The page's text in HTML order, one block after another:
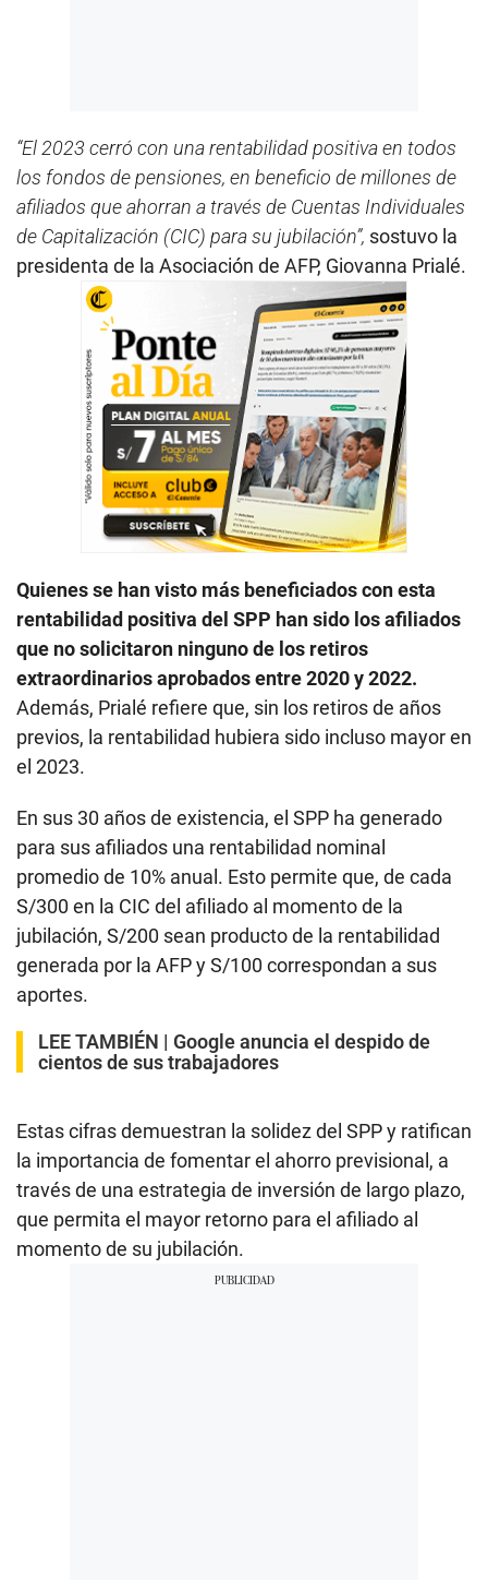
“El 2023 cerró con una rentabilidad positiva en todos
los fondos de pensiones, en beneficio de millones de
afiliados que ahorran a través de Cuentas Individuales
de Capitalización (CIC) para su jubilación”, sostuvo la
presidenta de la Asociación de AFP, Giovanna Prialé.
Quienes se han visto más beneficiados con esta
rentabilidad positiva del SPP han sido los afiliados
que no solicitaron ninguno de los retiros
extraordinarios aprobados entre 2020 y 2022.
Además, Prialé refiere que, sin los retiros de años
previos, la rentabilidad hubiera sido incluso mayor en
el 2023.
En sus 30 años de existencia, el SPP ha generado
para sus afiliados una rentabilidad nominal
promedio de 10% anual. Esto permite que, de cada
S/300 en la CIC del afiliado al momento de la
jubilación, S/200 sean producto de la rentabilidad
generada por la AFP y S/100 correspondan a sus
aportes.
LEE TAMBIÉN | Google anuncia el despido de
cientos de sus trabajadores
Estas cifras demuestran la solidez del SPP y ratifican
la importancia de fomentar el ahorro previsional, a
través de una estrategia de inversión de largo plazo,
que permita el mayor retorno para el afiliado al
momento de su jubilación.